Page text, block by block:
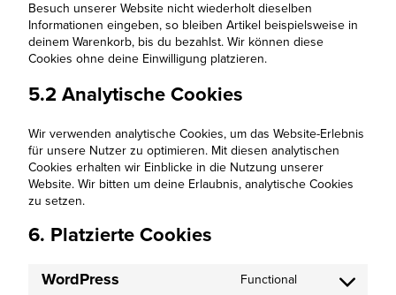
Besuch unserer Website nicht wiederholt dieselben
Informationen eingeben, so bleiben Artikel beispielsweise in
deinem Warenkorb, bis du bezahlst. Wir können diese
Cookies ohne deine Einwilligung platzieren.
5.2 Analytische Cookies
Wir verwenden analytische Cookies, um das Website-Erlebnis
für unsere Nutzer zu optimieren. Mit diesen analytischen
Cookies erhalten wir Einblicke in die Nutzung unserer
Website. Wir bitten um deine Erlaubnis, analytische Cookies
zu setzen.
6. Platzierte Cookies
WordPress Functional
Consent